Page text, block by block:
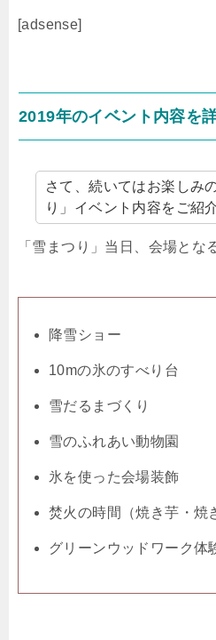
[adsense]
2019年のイベント内容を
さて、続いてはお楽しみ
り」イベント内容をご紹
「雪まつり」当日、会場とな
降雪ショー
10mの氷のすべり台
雪だるまづくり
雪のふれあい動物園
氷を使った会場装飾
焚⽕の時間（焼き芋・焼
グリーンウッドワーク体